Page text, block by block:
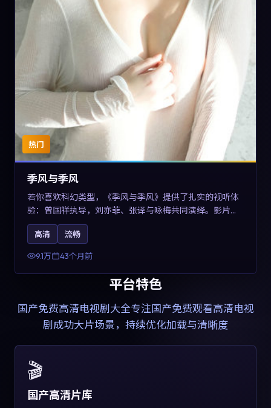
热门
季风与季风
若你喜欢科幻类型，《季风与季风》提供了扎实的视听体
验：曾国祥执导，刘亦菲、张译与咏梅共同演绎。影片
2023年于西班牙上映，内容在有限空间内完成高密度的戏
剧冲突，关键词包含高清流畅、人物关系与情节反转，适
合检索「2023科幻」「西班牙电影」的用户。
高清 流畅
9.1万 43个月前
平台特色
国产免费高清电视剧大全专注国产免费观看高清电视
剧成功大片场景，持续优化加载与清晰度
🎬
国产高清片库